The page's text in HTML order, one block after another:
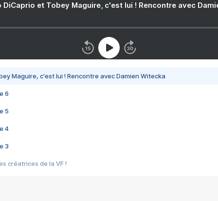
DiCaprio et Tobey Maguire, c'est lui ! Rencontre avec
Maguire, c'est lui ! Rencontre avec Damien Witecka
6
5
4
3
créatrices de la VF !